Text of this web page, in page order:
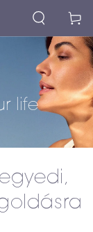
Kosár
life